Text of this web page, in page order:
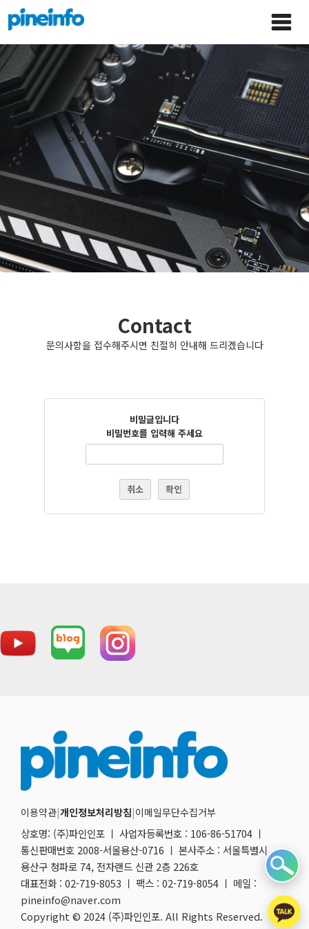
콘텐츠로
건너뛰기
Main
Menu
Contact
문의사항을 접수해주시면 친절히 안내해 드리겠습니다
비밀글입니다
비밀번호를 입력해 주세요
취소 확인
이용약관|개인정보처리방침|이메일무단수집거부
상호명: (주)파인인포 ㅣ 사업자등록번호 : 106-86-51704 ㅣ
통신판매번호 2008-서울용산-0716 ㅣ 본사주소 : 서울특별시
용산구 청파로 74, 전자랜드 신관 2층 226호
대표전화 : 02-719-8053 ㅣ 팩스 : 02-719-8054 ㅣ 메일 :
pineinfo@naver.com
Copyright © 2024 (주)파인인포. All Rights Reserved.
파인인포 홈으로 이동